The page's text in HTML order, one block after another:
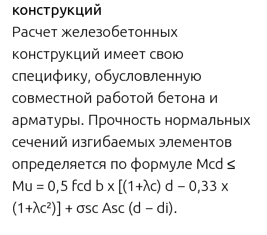
конструкций
Расчет железобетонных
конструкций имеет свою
специфику, обусловленную
совместной работой бетона и
арматуры. Прочность нормальных
сечений изгибаемых элементов
определяется по формуле Mcd ≤
Mu = 0,5 fcd b x [(1+λc) d − 0,33 x
(1+λc²)] + σsc Asc (d − di).